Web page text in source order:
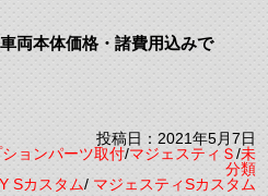
両本体価格・諸費用込みで
投稿日：2021年5月7日
ョンパーツ取付/マジェスティＳ/未
分類
Sカスタム/マジェスティSカスタム